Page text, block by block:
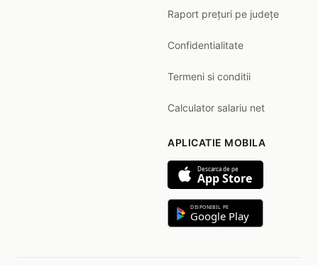
Raport prețuri pe județe
Confidentialitate
Termeni si conditii
Calculator salariu net
APLICATIE MOBILA
Descarca de pe
App Store
DISPONIBIL PE
Google Play